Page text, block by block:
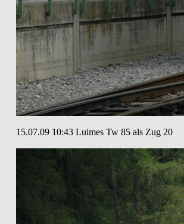
15.07.09 10:43 Luimes Tw 85 als Zug 20